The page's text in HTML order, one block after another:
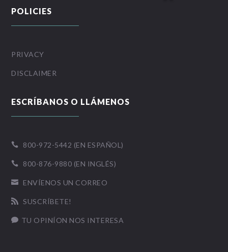
POLICIES
PRIVACY
DISCLAIMER
ESCRÍBANOS O LLÁMENOS
 800-972-5442 (EN ESPAÑOL)
 800-876-9880 (EN INGLÉS)
 ENVÍENOS UN CORREO
 SUSCRÍBETE!
 TU OPINÍON NOS INTERESA